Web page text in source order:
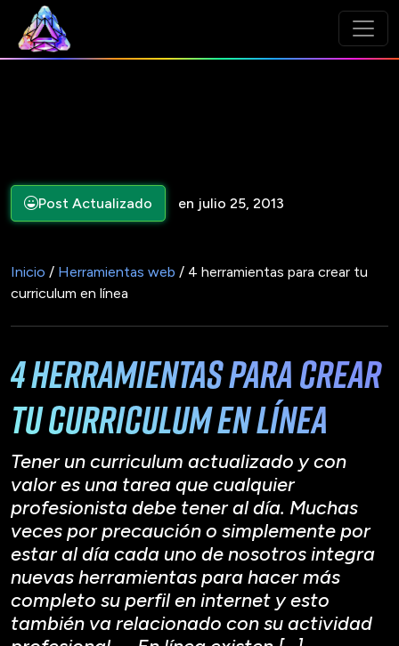
Post Actualizado en julio 25, 2013
Inicio / Herramientas web / 4 herramientas para crear tu
curriculum en línea
4 herramientas para crear
tu curriculum en línea
Tener un curriculum actualizado y con
valor es una tarea que cualquier
profesionista debe tener al día. Muchas
veces por precaución o simplemente por
estar al día cada uno de nosotros integra
nuevas herramientas para hacer más
completo su perfil en internet y esto
también va relacionado con su actividad